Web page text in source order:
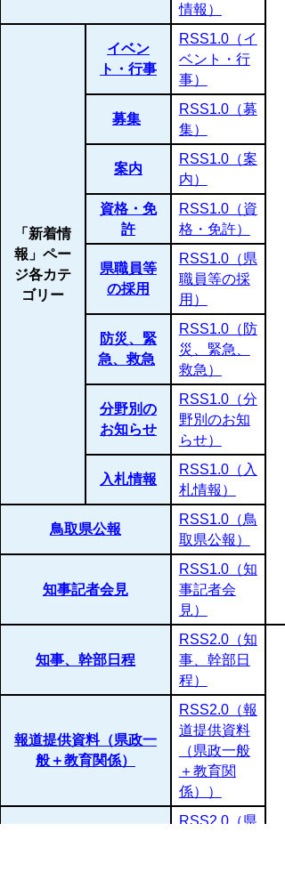
情報）
「新着情
報」ペー
ジ各カテ
ゴリー
イベン
ト・行事
RSS1.0（イ
ベント・行
事）
募集
RSS1.0（募
集）
案内
RSS1.0（案
内）
資格・免
許
RSS1.0（資
格・免許）
県職員等
の採用
RSS1.0（県
職員等の採
用）
防災、緊
急、救急
RSS1.0（防
災、緊急、
救急）
分野別の
お知らせ
RSS1.0（分
野別のお知
らせ）
入札情報
RSS1.0（入
札情報）
鳥取県公報
RSS1.0（鳥
取県公報）
知事記者会見
RSS1.0（知
事記者会
見）
知事、幹部日程
RSS2.0（知
事、幹部日
程）
報道提供資料（県政一
般＋教育関係）
RSS2.0（報
道提供資料
（県政一般
＋教育関
係））
RSS2.0（県